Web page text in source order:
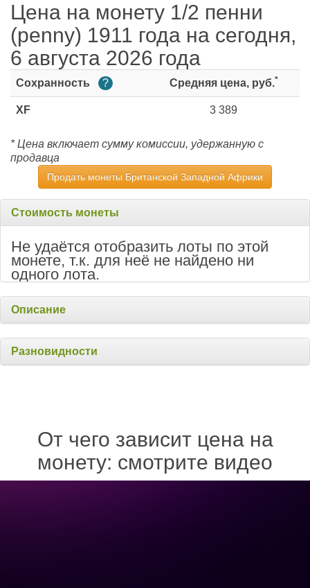
Цена на монету 1/2 пенни
(penny) 1911 года на сегодня,
6 августа 2026 года
Сохранность ? Средняя цена, руб.*
XF 3 389
* Цена включает сумму комиссии, удержанную с
продавца
Продать монеты Британской Западной Африки
Стоимость монеты
Не удаётся отобразить лоты по этой
монете, т.к. для неё не найдено ни
одного лота.
Описание
Разновидности
От чего зависит цена на
монету: смотрите видео